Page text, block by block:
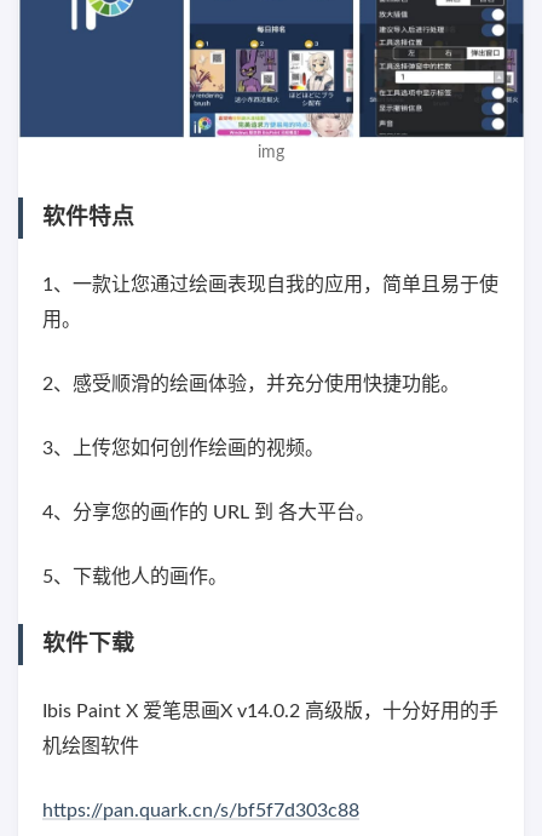
img
软件特点
1、一款让您通过绘画表现自我的应用，简单且易于使
用。
2、感受顺滑的绘画体验，并充分使用快捷功能。
3、上传您如何创作绘画的视频。
4、分享您的画作的 URL 到 各大平台。
5、下载他人的画作。
软件下载
Ibis Paint X 爱笔思画X v14.0.2 高级版，十分好用的手
机绘图软件
https://pan.quark.cn/s/bf5f7d303c88